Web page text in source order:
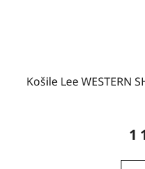
Košile Lee WESTERN
1